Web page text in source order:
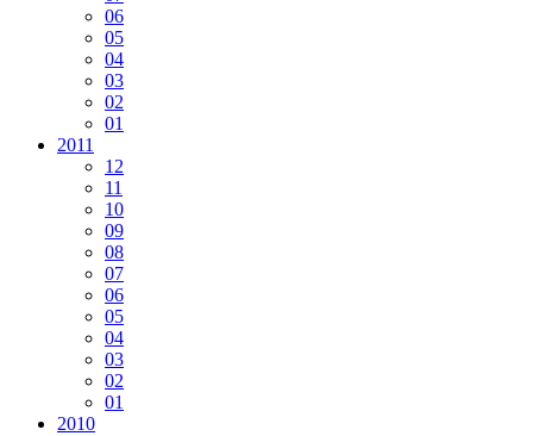
06
05
04
03
02
01
2011
12
11
10
09
08
07
06
05
04
03
02
01
2010